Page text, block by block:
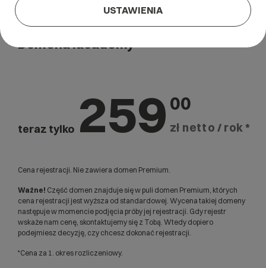
Domena .academy
teraz tylko 259 00
zł netto / rok *
Cena rejestracji. Nie zawiera domen Premium.
Ważne! Część domen znajduje się w puli domen Premium, których
cena rejestracji jest wyższa od standardowej. Wycena takiej domeny
następuje w momencie podjęcia próby jej rejestracji. Gdy rejestr
wskaże nam cenę, skontaktujemy się z Tobą. Wtedy dopiero
podejmiesz decyzję, czy chcesz dokonać rejestracji.
*Cena za 1. okres rozliczeniowy.
USTAWIENIA